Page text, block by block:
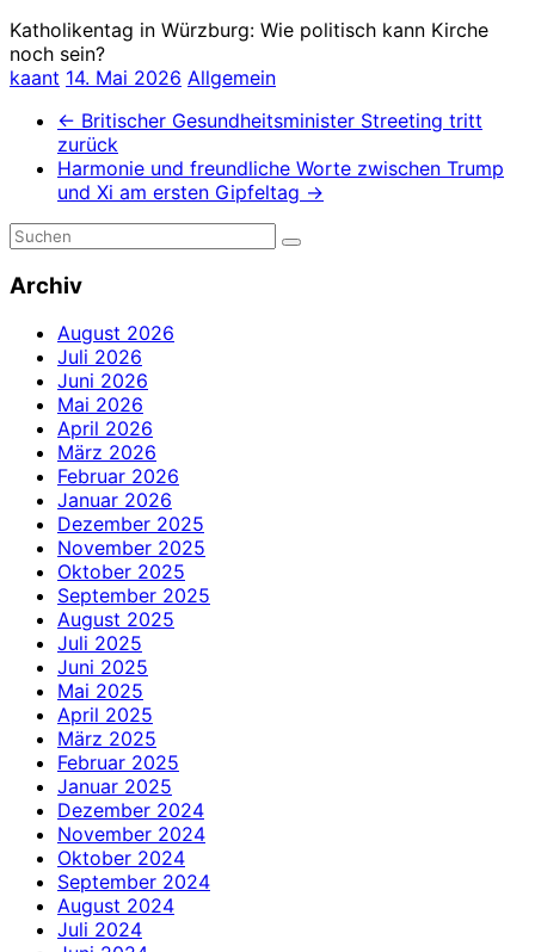
Katholikentag in Würzburg: Wie politisch kann Kirche
noch sein?
kaant 14. Mai 2026 Allgemein
← Britischer Gesundheitsminister Streeting tritt
zurück
Harmonie und freundliche Worte zwischen Trump
und Xi am ersten Gipfeltag →
Archiv
August 2026
Juli 2026
Juni 2026
Mai 2026
April 2026
März 2026
Februar 2026
Januar 2026
Dezember 2025
November 2025
Oktober 2025
September 2025
August 2025
Juli 2025
Juni 2025
Mai 2025
April 2025
März 2025
Februar 2025
Januar 2025
Dezember 2024
November 2024
Oktober 2024
September 2024
August 2024
Juli 2024